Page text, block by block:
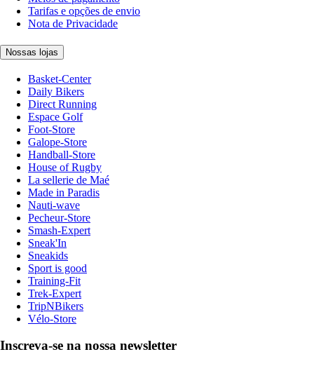
Tarifas e opções de envio
Nota de Privacidade
Nossas lojas
Basket-Center
Daily Bikers
Direct Running
Espace Golf
Foot-Store
Galope-Store
Handball-Store
House of Rugby
La sellerie de Maé
Made in Paradis
Nauti-wave
Pecheur-Store
Smash-Expert
Sneak'In
Sneakids
Sport is good
Training-Fit
Trek-Expert
TripNBikers
Vélo-Store
Inscreva-se na nossa newsletter